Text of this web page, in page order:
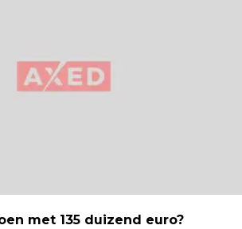
met 135 duizend euro?